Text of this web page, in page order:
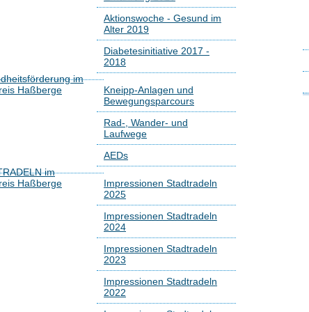
Aktionswoche - Gesund im
Alter 2019
Diabetesinitiative 2017 -
2018
im
Haßberge
Kneipp-Anlagen und
Bewegungsparcours
Rad-, Wander- und
Laufwege
AEDs
im
Haßberge
Impressionen Stadtradeln
2025
Impressionen Stadtradeln
2024
Impressionen Stadtradeln
2023
Impressionen Stadtradeln
2022